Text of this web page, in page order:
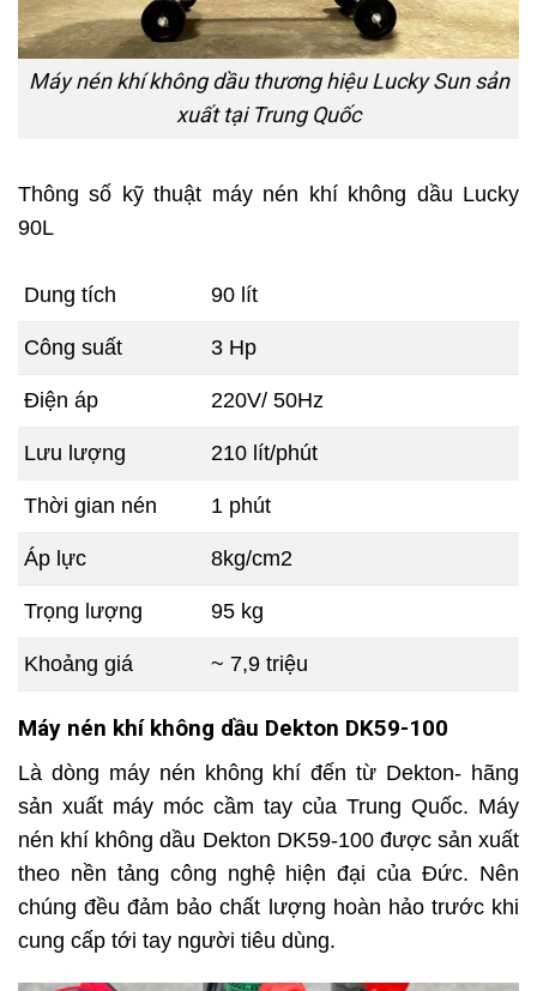
Máy nén khí không dầu thương hiệu Lucky Sun sản
xuất tại Trung Quốc
Thông số kỹ thuật máy nén khí không dầu Lucky
90L
Dung tích 90 lít
Công suất 3 Hp
Điện áp 220V/ 50Hz
Lưu lượng 210 lít/phút
Thời gian nén 1 phút
Áp lực 8kg/cm2
Trọng lượng 95 kg
Khoảng giá ~ 7,9 triệu
Máy nén khí không dầu Dekton DK59-100
Là dòng máy nén không khí đến từ Dekton- hãng
sản xuất máy móc cầm tay của Trung Quốc. Máy
nén khí không dầu Dekton DK59-100 được sản xuất
theo nền tảng công nghệ hiện đại của Đức. Nên
chúng đều đảm bảo chất lượng hoàn hảo trước khi
cung cấp tới tay người tiêu dùng.